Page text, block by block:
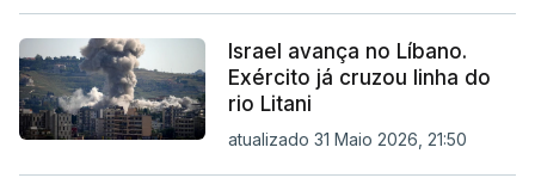
Israel avança no Líbano.
Exército já cruzou linha do
rio Litani
atualizado 31 Maio 2026, 21:50